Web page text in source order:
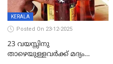
KERALA
Posted On 23-12-2025
23 വയസ്സിനു
താഴെയുള്ളവർക്ക് മദ്യം